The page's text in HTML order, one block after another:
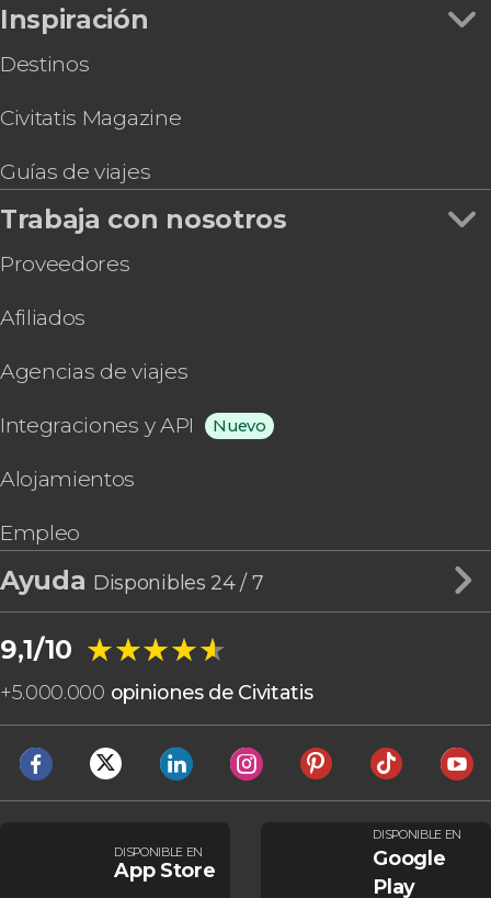
Inspiración
Destinos
Civitatis Magazine
Guías de viajes
Trabaja con nosotros
Proveedores
Afiliados
Agencias de viajes
Integraciones y API Nuevo
Alojamientos
Empleo
Ayuda Disponibles 24 / 7
9,1/10 ★★★★★
★★★★★
+5.000.000 opiniones de Civitatis
DISPONIBLE EN
App Store
DISPONIBLE EN
Google
Play